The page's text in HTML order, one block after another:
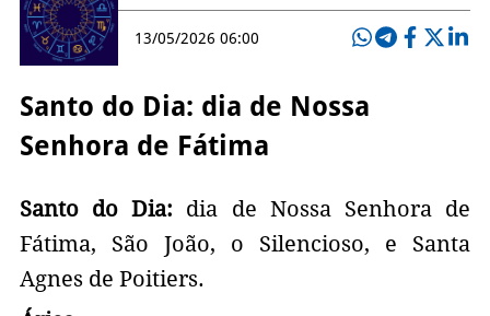
13/05/2026 06:00
Santo do Dia: dia de Nossa
Senhora de Fátima
Santo do Dia: dia de Nossa Senhora de
Fátima, São João, o Silencioso, e Santa
Agnes de Poitiers.